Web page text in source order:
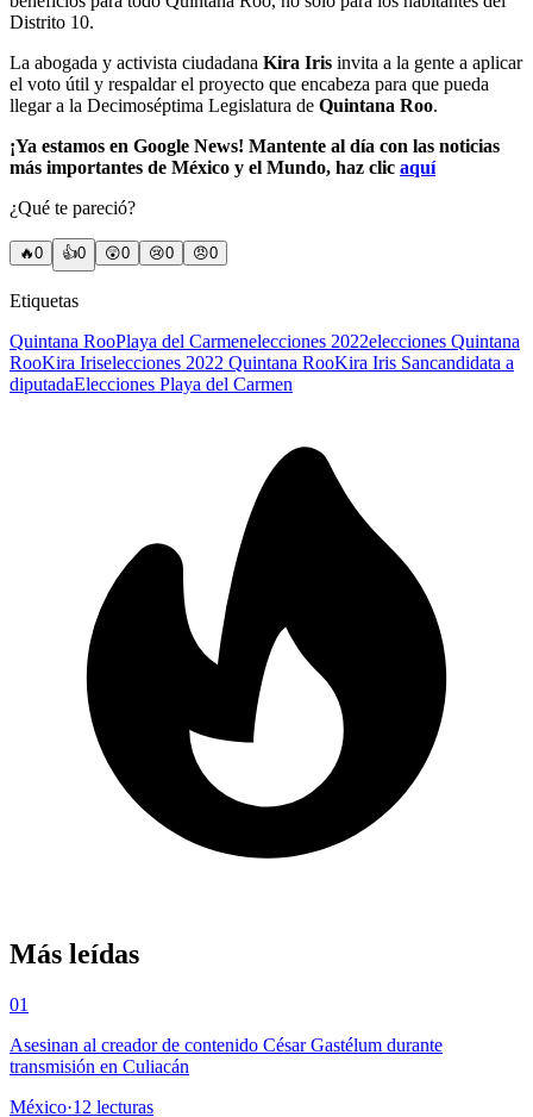
Distrito 10.
La abogada y activista ciudadana Kira Iris invita a la gente a aplicar
el voto útil y respaldar el proyecto que encabeza para que pueda
llegar a la Decimoséptima Legislatura de Quintana Roo.
¡Ya estamos en Google News! Mantente al día con las noticias
más importantes de México y el Mundo, haz clic aquí
¿Qué te pareció?
🔥0 👍0 😲0 😢0 😠0
Etiquetas
Quintana RooPlaya del Carmenelecciones 2022elecciones Quintana
RooKira Iriselecciones 2022 Quintana RooKira Iris Sancandidata a
diputadaElecciones Playa del Carmen
Más leídas
01
Asesinan al creador de contenido César Gastélum durante
transmisión en Culiacán
México·12 lecturas